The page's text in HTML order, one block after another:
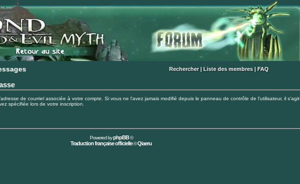
Rechercher| Liste des membres| FAQ
de courriel associée à votre compte. Si vous ne l’avez jamais modifié depuis le panneau de contrôle de l’utilisateur, il s’agit
spécifiée lors de votre inscription.
Powered byphpBB©
Traduction française officielle©Qiaeru